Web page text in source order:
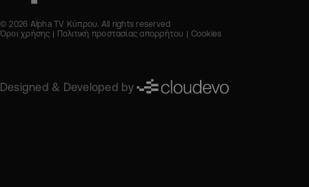
© 2026 Alpha TV Κύπρου. All rights reserved
Όροι χρήσης
Πολιτική προστασίας απορρήτου Cookies
Designed & Developed by